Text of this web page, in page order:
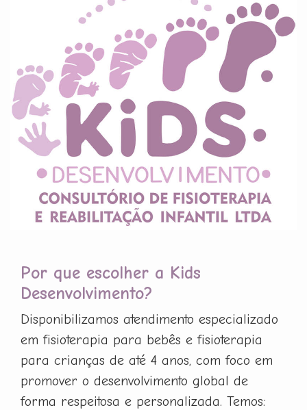
Por que escolher a Kids
Desenvolvimento?
Disponibilizamos atendimento especializado
em fisioterapia para bebês e fisioterapia
para crianças de até 4 anos, com foco em
promover o desenvolvimento global de
forma respeitosa e personalizada. Temos: